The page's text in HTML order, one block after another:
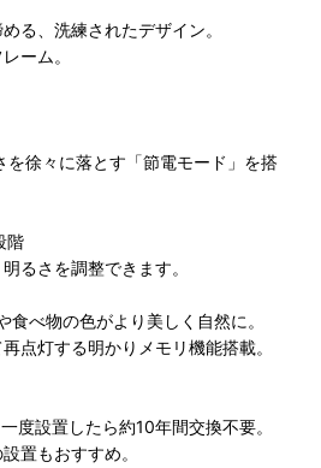
る、洗練されたデザイン。
ーム。
徐々に落とす「節電モード」を搭
階
るさを調整できます。
べ物の色がより美しく自然に。
点灯する明かりメモリ機能搭載。
度設置したら約10年間交換不要。
置もおすすめ。